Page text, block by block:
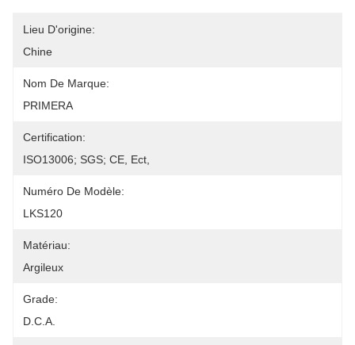
Lieu D'origine:
Chine
Nom De Marque:
PRIMERA
Certification:
ISO13006; SGS; CE, Ect,
Numéro De Modèle:
LKS120
Matériau:
Argileux
Grade:
D.C.A.